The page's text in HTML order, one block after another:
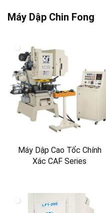
Máy Dập Chin Fong
Máy Dập Cao Tốc Chính
Xác CAF Series